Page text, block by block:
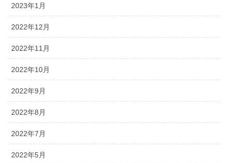
2023年1月
2022年12月
2022年11月
2022年10月
2022年9月
2022年8月
2022年7月
2022年5月